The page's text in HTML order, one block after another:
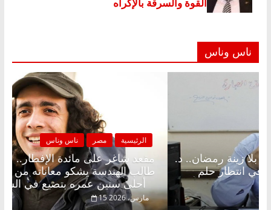
ناس وناس
الرئيسية
مقعد
طالب
أحلى سنين عمره بتضيع في السجن
15 مارس، 2026
ناس وناس
شاغر على الإفطار وبلكونة بلا زينة رمضان.. د.
فاروق خبير اقتصادي في انتظار حلم
2026